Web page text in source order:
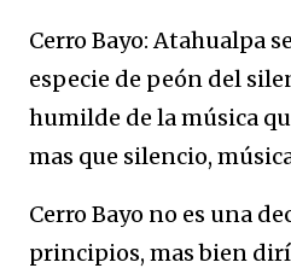
Cerro Bayo: Atahualpa
especie de peón del
humilde de la música
mas que silencio,
Cerro Bayo no es una
principios, mas bien